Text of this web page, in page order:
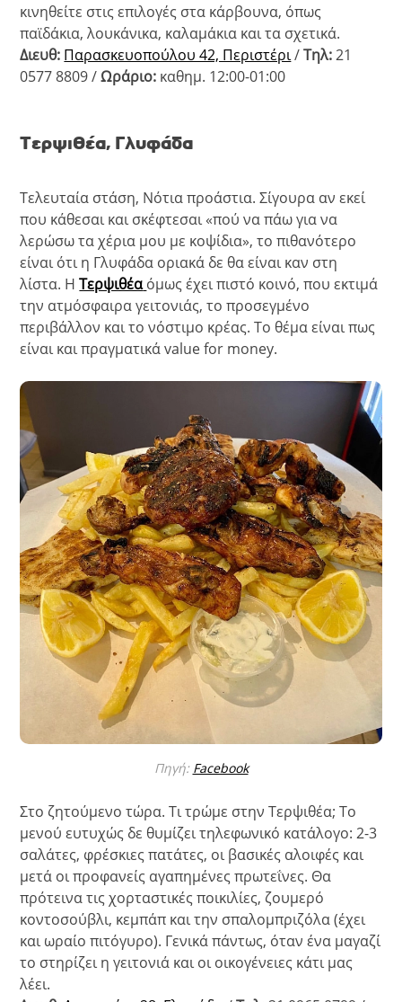
κινηθείτε στις επιλογές στα κάρβουνα, όπως
παϊδάκια, λουκάνικα, καλαμάκια και τα σχετικά.
Διευθ: Παρασκευοπούλου 42, Περιστέρι/Τηλ:21
0577 8809 /Ωράριο: καθημ. 12:00-01:00
Τερψιθέα, Γλυφάδα
Τελευταία στάση, Νότια προάστια. Σίγουρα αν εκεί
που κάθεσαι και σκέφτεσαι «πού να πάω για να
λερώσω τα χέρια μου με κοψίδια», το πιθανότερο
είναι ότι η Γλυφάδα οριακά δε θα είναι καν στη
λίστα. ΗΤερψιθέα όμως έχει πιστό κοινό, που εκτιμά
την ατμόσφαιρα γειτονιάς, το προσεγμένο
περιβάλλον και το νόστιμο κρέας. Το θέμα είναι πως
είναι και πραγματικά value for money.
Πηγή: Facebook
Στο ζητούμενο τώρα. Τι τρώμε στην Τερψιθέα; Το
μενού ευτυχώς δε θυμίζει τηλεφωνικό κατάλογο: 2-3
σαλάτες, φρέσκιες πατάτες, οι βασικές αλοιφές και
μετά οι προφανείς αγαπημένες πρωτεΐνες. Θα
πρότεινα τις χορταστικές ποικιλίες, ζουμερό
κοντοσούβλι, κεμπάπ και την σπαλομπριζόλα (έχει
και ωραίο πιτόγυρο). Γενικά πάντως, όταν ένα μαγαζί
το στηρίζει η γειτονιά και οι οικογένειες κάτι μας
λέει.